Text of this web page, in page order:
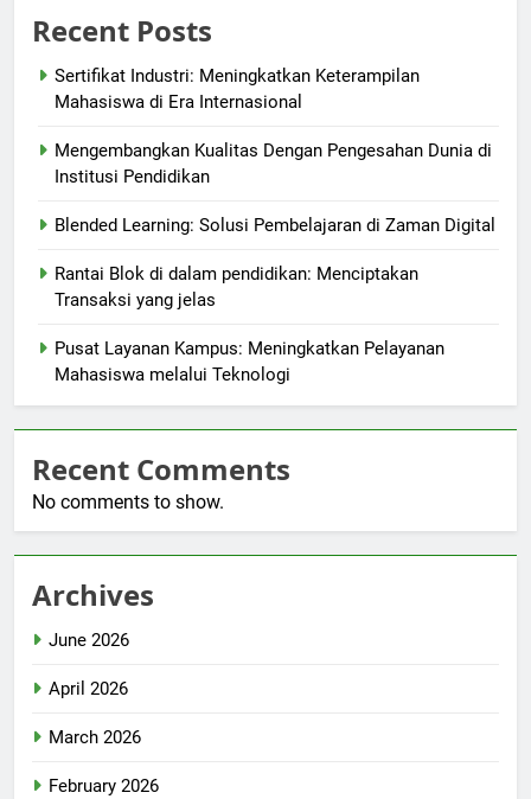
Recent Posts
Sertifikat Industri: Meningkatkan Keterampilan
Mahasiswa di Era Internasional
Mengembangkan Kualitas Dengan Pengesahan Dunia di
Institusi Pendidikan
Blended Learning: Solusi Pembelajaran di Zaman Digital
Rantai Blok di dalam pendidikan: Menciptakan
Transaksi yang jelas
Pusat Layanan Kampus: Meningkatkan Pelayanan
Mahasiswa melalui Teknologi
Recent Comments
No comments to show.
Archives
June 2026
April 2026
March 2026
February 2026